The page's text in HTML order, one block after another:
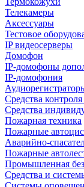
Телекамеры
Аксессуары
Тестовое
IP видеосерверы
Домофон
IP-домофоны
IP-домофония
Средства
Средства
Пожарная техника
Пожарные
Аварийно-
Пожарные
Промышленная
Средства и